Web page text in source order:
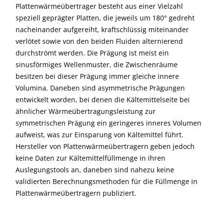
Plattenwärmeübertrager besteht aus einer Vielzahl
speziell geprägter Platten, die jeweils um 180° gedreht
nacheinander aufgereiht, kraftschlüssig miteinander
verlötet sowie von den beiden Fluiden alternierend
durchströmt werden. Die Prägung ist meist ein
sinusförmiges Wellenmuster, die Zwischenräume
besitzen bei dieser Prägung immer gleiche innere
Volumina. Daneben sind asymmetrische Prägungen
entwickelt worden, bei denen die Kältemittelseite bei
ähnlicher Wärmeübertragungsleistung zur
symmetrischen Prägung ein geringeres inneres Volumen
aufweist, was zur Einsparung von Kältemittel führt.
Hersteller von Plattenwärmeübertragern geben jedoch
keine Daten zur Kältemittelfüllmenge in ihren
Auslegungstools an, daneben sind nahezu keine
validierten Berechnungsmethoden für die Füllmenge in
Plattenwärmeübertragern publiziert.